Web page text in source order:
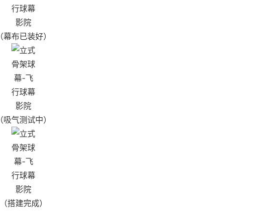
（幕布已装好）
（吸气测试中）
（搭建完成）